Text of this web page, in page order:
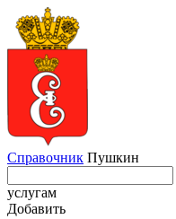
Справочник Пушкин
услугам
Добавить